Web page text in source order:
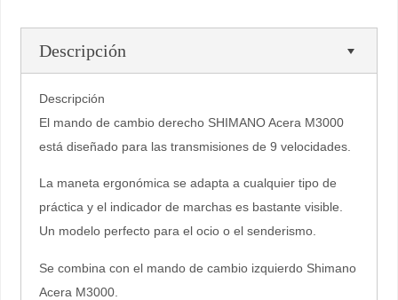
Descripción
Descripción
El mando de cambio derecho SHIMANO Acera M3000
está diseñado para las transmisiones de 9 velocidades.
La maneta ergonómica se adapta a cualquier tipo de
práctica y el indicador de marchas es bastante visible.
Un modelo perfecto para el ocio o el senderismo.
Se combina con el mando de cambio izquierdo Shimano
Acera M3000.